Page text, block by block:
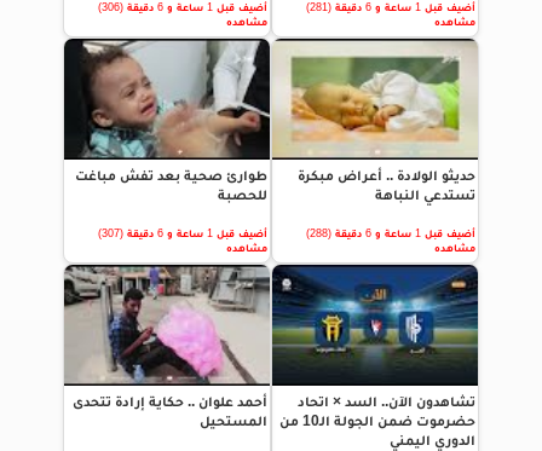
أضيف قبل 1 ساعة و 6 دقيقة (281)
مشاهده
أضيف قبل 1 ساعة و 6 دقيقة (306)
مشاهده
حديثو الولادة .. أعراض مبكرة
تستدعي النباهة
أضيف قبل 1 ساعة و 6 دقيقة (288)
مشاهده
طوارئ صحية بعد تفش مباغت
للحصبة
أضيف قبل 1 ساعة و 6 دقيقة (307)
مشاهده
تشاهدون الآن.. السد × اتحاد
حضرموت ضمن الجولة الـ10 من
الدوري اليمني
أحمد علوان .. حكاية إرادة تتحدى
المستحيل